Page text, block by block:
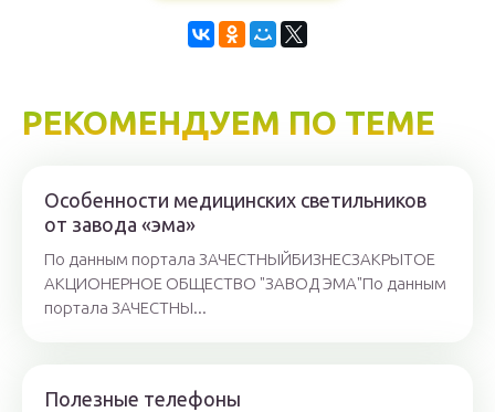
РЕКОМЕНДУЕМ ПО ТЕМЕ
Особенности медицинских светильников
от завода «эма»
По данным портала ЗАЧЕСТНЫЙБИЗНЕСЗАКРЫТОЕ
АКЦИОНЕРНОЕ ОБЩЕСТВО "ЗАВОД ЭМА"По данным
портала ЗАЧЕСТНЫ...
Полезные телефоны